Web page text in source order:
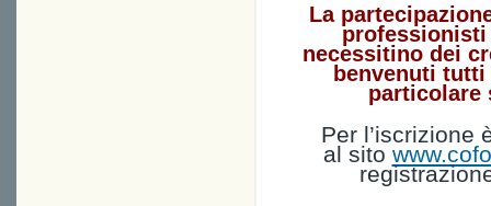
La
necessitino dei
benvenuti
particolare
Per l’iscrizione
al sito